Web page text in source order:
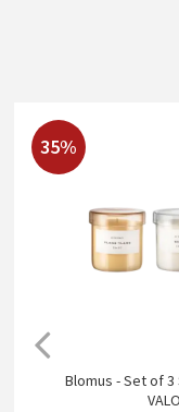
35%
Blomus - Set of